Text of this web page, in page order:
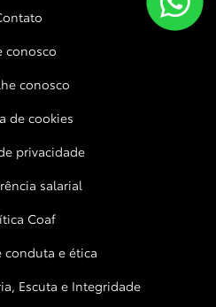
conosco
conosco
de cookies
privacidade
salarial
Coaf
conduta e ética
Escuta e Integridade